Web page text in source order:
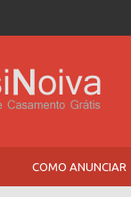
COMO ANUNCIAR